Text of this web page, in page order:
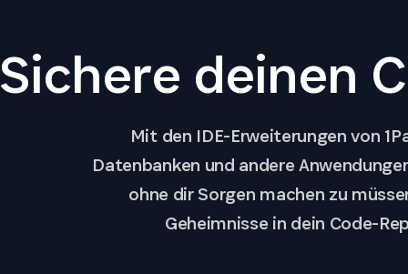
Sichere deinen
Mit den IDE-Erweiterungen von
Datenbanken und andere
ohne dir Sorgen machen zu
Geheimnisse in dein Code-